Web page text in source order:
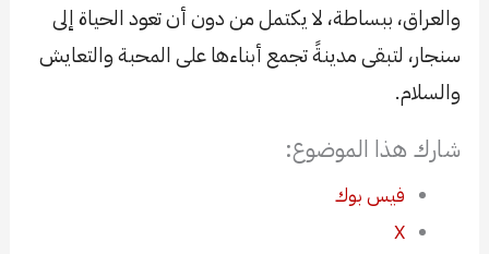
والعراق، ببساطة، لا يكتمل من دون أن تعود الحياة إلى
سنجار، لتبقى مدينةً تجمع أبناءها على المحبة والتعايش
والسلام.
شارك هذا الموضوع:
فيس بوك
X